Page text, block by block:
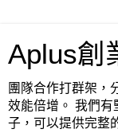
Aplus創
團隊合作打群架，
效能倍增。 我們有
子，可以提供完整